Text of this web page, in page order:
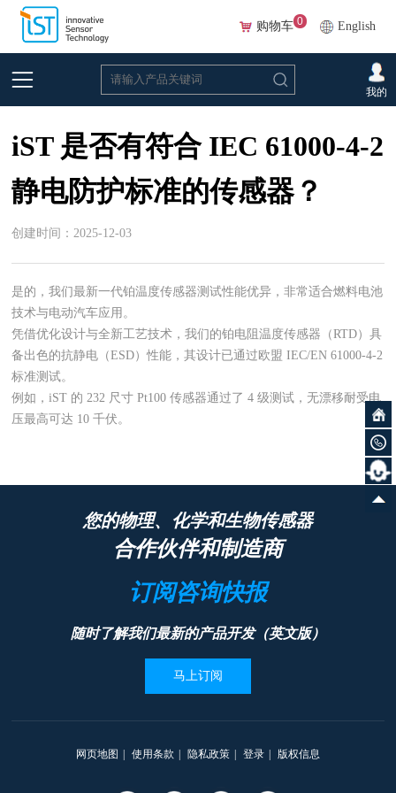
English
购物车 0
我的
首页 >温度
iST 是否有符合 IEC 61000-4-2
静电防护标准的传感器？
创建时间：2025-12-03
是的，我们最新一代铂温度传感器测试性能优异，非常适合燃料电池
技术与电动汽车应用。
凭借优化设计与全新工艺技术，我们的铂电阻温度传感器（RTD）具
备出色的抗静电（ESD）性能，其设计已通过欧盟 IEC/EN 61000-4-2
标准测试。
例如，iST 的 232 尺寸 Pt100 传感器通过了 4 级测试，无漂移耐受电
压最高可达 10 千伏。
您的物理、化学和生物传感器
合作伙伴和制造商
订阅咨询快报
随时了解我们最新的产品开发（英文版）
马上订阅
网页地图 使用条款 隐私政策 登录 版权信息